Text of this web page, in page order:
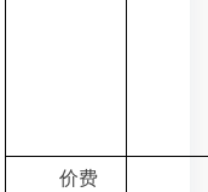
价费